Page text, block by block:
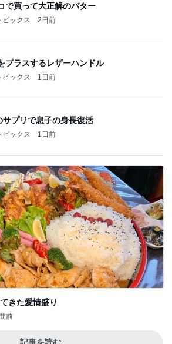
で買って大正解のバター
ックス 2日前
プラスするレザーハンドル
ックス 1日前
サプリで息子の身長復活
ックス 1日前
きた愛情盛り
前